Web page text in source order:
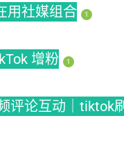
用社媒组合 1
增粉 1
评论互动｜tiktok
评论软件